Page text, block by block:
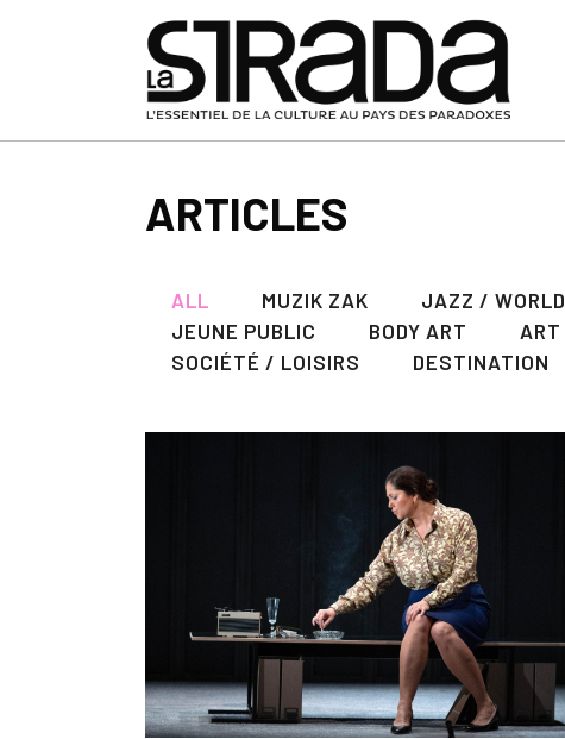
ARTICLES
ALL MUZIK ZAK JAZZ / WORLD
JEUNE PUBLIC
BODY ART ART
SOCIÉTÉ / LOISIRS
DESTINATION